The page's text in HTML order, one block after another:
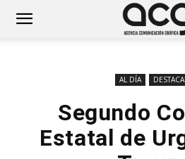
AL DÍA
Segundo
Estatal de